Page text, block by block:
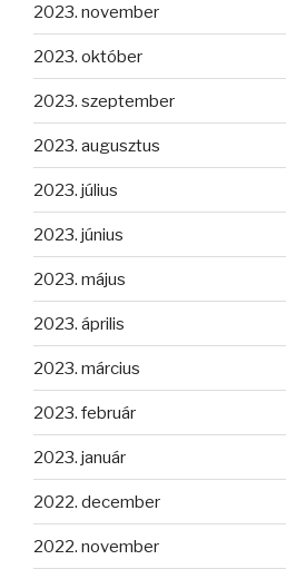
2023. november
2023. október
2023. szeptember
2023. augusztus
2023. július
2023. június
2023. május
2023. április
2023. március
2023. február
2023. január
2022. december
2022. november